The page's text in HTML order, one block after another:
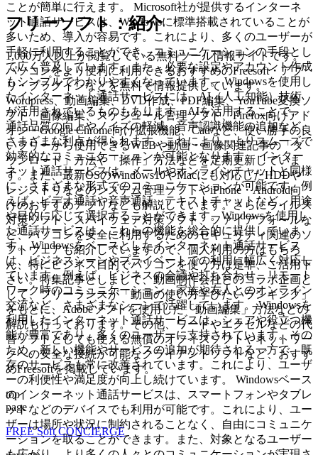
ことが簡単に行えます。 Microsoft社が提供するインターネ
ット通話サービスは、Windowsに標準搭載されていることが
多いため、導入が容易です。これにより、多くのユーザーが
手軽に利用することができ、コミュニケーションの手段とし
て広く普及しています。また、必要な設定やアカウント作成
もシンプルでわかりやすくなっています。 Windowsを使用し
たインターネット通話サービスには、AI（人工知能）技術
が活用されているものもあります。AIを活用することで、
通話品質の向上やノイズの軽減、音声認識機能の追加など、
さまざまな利点が得られます。これにより、よりスムーズで
効率的なコミュニケーションが可能となります。 インター
ネット通話サービスは、メールやオンラインチャットと同様
に、さまざまな形式でのコミュニケーションが可能です。例
えば、ビデオ通話や音声通話、テキストチャットなど、用途
や目的に応じて選択することができます。Windowsを使用し
た通話サービスは、これらの機能を総合的に提供していま
す。 Windowsをベースとしたインターネット通話サービス
は、ビジネスシーンやプライベートでの利用に幅広く対応し
ています。例えば、ビジネスの会議や打ち合わせ、リモート
ワーク時のコミュニケーション、家族や友人とのオンライン
交流など、さまざまなシーンで活躍しています。 Windowsを
利用したインターネット通話サービスは、シェアや役立つ機
能が豊富であり、多くのユーザーに支持されています。その
ため、新しい機能やサービスの追加が期待される一方で、既
存のサービスも常に改善されています。これにより、ユーザ
ーの利便性や満足度が向上し続けています。 Windowsベース
のインターネット通話サービスは、スマートフォンやタブレ
ットなどのデバイスでも利用が可能です。これにより、ユー
ザーは場所や状況に制約されることなく、自由にコミュニケ
ーションを取ることができます。また、対象となるユーザー
フリーソフト：紹介
1,000万人以上が閲覧している無料ツール情報サイトです。
パソコンをより便利に利用できるおすすめのFreesoft・アプ
リ・プラグインなどを無料で情報提供しています。
Wordpress、動画編集、DVD作成、PDF編集、YouTube変換ソ
フト、画像編集、スケジュール管理ソフト、Firefox向けアド
オン・Google Chrome向け拡張機能、Cadなど、使い勝手の良
いフリーから使用できるWEBや動画・画像関連記事の「ダ
ウンロード」方法や「操作」方法などを定期更新していま
す。また、最新OSのWindows10やMacにも対応したHDDや
レジストリなどのシステム管理ソフトやiPhone・Android向
けのおすすめアプリなども解説しています。さらにウイルス
対策ソフト、スパイウェア対策ソフト、ファイアフォールな
ど、パソコンを安全に利用するためのセキュリティ関連のソ
フトウェアも紹介していますので、個人利用の方はもちろ
ん、特にビジネス目的でパソコンを使う方は是非、ご活用下
さい。特集記事としまして、動画制作会社とのコラボ企画と
して、フリーランスが「動画の使い方学びたいランキング」
をもとに、Adobeソフトを使用した「動画編集」方法などの
解説も行っております。その他、ワードやエクセルなどの代
替ソフトとしても使える無償のオフィスソフトやネットワー
クへの安全な接続が可能なクライアントソフトなど、おすす
めFreesoftを掲載しています。
top
page
FREE Soft CONCIERGE